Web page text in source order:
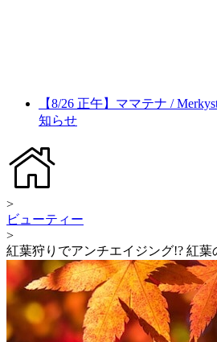
【8/26 正午】ママテナ /
知らせ
>
ビューティー
>
紅葉狩りでアンチエイジング!? 紅葉